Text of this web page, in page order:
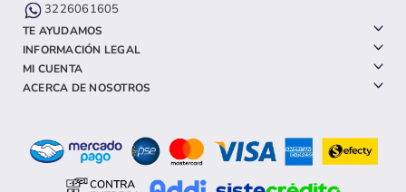
3226061605
TE AYUDAMOS
INFORMACIÓN LEGAL
MI CUENTA
ACERCA DE NOSOTROS